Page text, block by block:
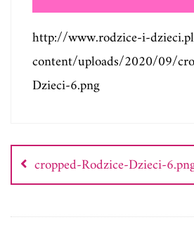
http://www.rodzice-i-
content/uploads/2020/09/
Dzieci-6.png
Nawigacja
wpisu
cropped-Rodzice-Dzieci-